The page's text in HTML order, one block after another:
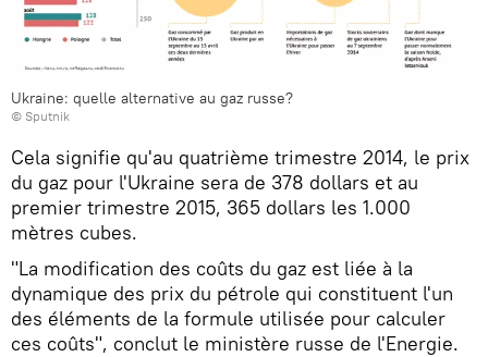
Ukraine: quelle alternative au gaz russe?
© Sputnik
Cela signifie qu'au quatrième trimestre 2014, le prix
du gaz pour l'Ukraine sera de 378 dollars et au
premier trimestre 2015, 365 dollars les 1.000
mètres cubes.
"La modification des coûts du gaz est liée à la
dynamique des prix du pétrole qui constituent l'un
des éléments de la formule utilisée pour calculer
ces coûts", conclut le ministère russe de l'Energie.